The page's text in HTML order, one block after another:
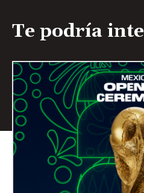
Te podría